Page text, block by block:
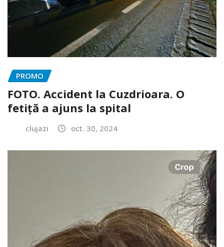
PROMO
FOTO. Accident la Cuzdrioara. O
fetiță a ajuns la spital
clujazi oct. 30, 2024